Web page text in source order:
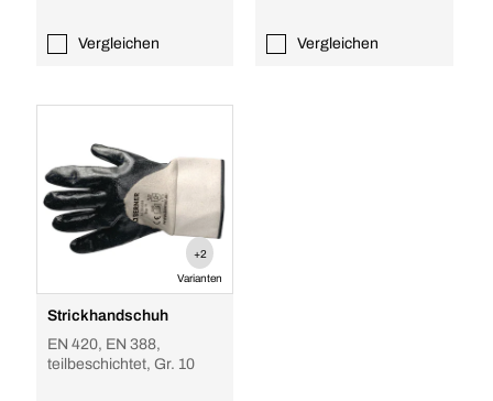
Vergleichen Vergleichen
+2
Varianten
Strickhandschuh
EN 420, EN 388,
teilbeschichtet, Gr. 10